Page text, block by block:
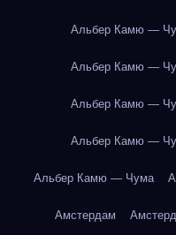
Альбер Камю —
Альбер Камю —
Альбер Камю —
Альбер Камю —
Альбер Камю — Чума
Амстердам